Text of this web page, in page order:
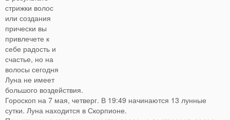
стрижки волос
или создания
прически вы
привлечете к
себе радость и
счастье, но на
волосы сегодня
Луна не имеет
большого воздействия.
Гороскоп на 7 мая, четверг. В 19:49 начинаются 13 лунные
сутки. Луна находится в Скорпионе.